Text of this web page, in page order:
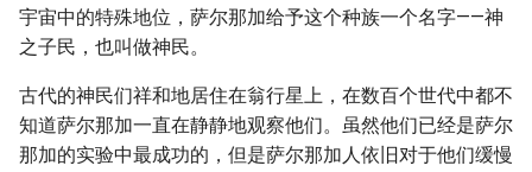
宇宙中的特殊地位，萨尔那加给予这个种族一个名字——神
之子民，也叫做神民。
古代的神民们祥和地居住在翁行星上，在数百个世代中都不
知道萨尔那加一直在静静地观察他们。虽然他们已经是萨尔
那加的实验中最成功的，但是萨尔那加人依旧对于他们缓慢